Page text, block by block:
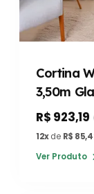
Cortina
3,50m
R$ 923,19
12xde R$
Ver Produto